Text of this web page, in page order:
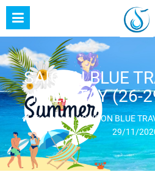
SAIGON BLUE
MIỀN TÂY (26-
Trang chủ
SAIGON BLUE
29/11/